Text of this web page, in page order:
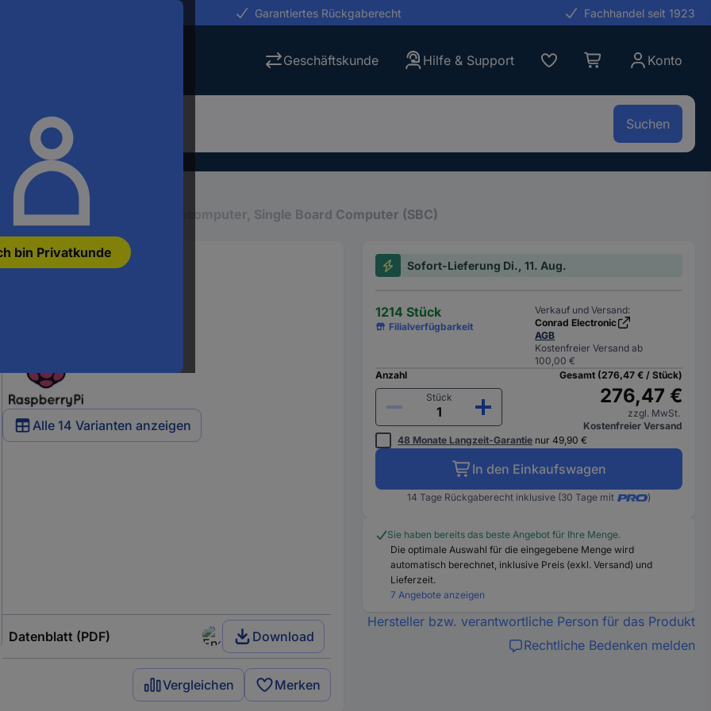
bin Privatkunde
Garantiertes Rückgaberecht Fachhandel seit 1923
Geschäftskunde Hilfe & Support Konto
Suchen
sonstige Einplatinencomputer, Single Board Computer (SBC)
Alle 14 Varianten anzeigen
Datenblatt (PDF) Download
Vergleichen Merken
Sofort-Lieferung Di., 11. Aug.
1214 Stück
Filialverfügbarkeit
Verkauf und Versand:
Conrad Electronic
AGB
Kostenfreier Versand ab
100,00 €
Anzahl
Stück
Gesamt (276,47 € / Stück)
276,47 €
zzgl. MwSt.
Kostenfreier Versand
48 Monate Langzeit-Garantie nur 49,90 €
In den Einkaufswagen
14 Tage Rückgaberecht inklusive (30 Tage mit )
Sie haben bereits das beste Angebot für Ihre Menge.
Die optimale Auswahl für die eingegebene Menge wird
automatisch berechnet, inklusive Preis (exkl. Versand) und
Lieferzeit.
7 Angebote anzeigen
Hersteller bzw. verantwortliche Person für das Produkt
Rechtliche Bedenken melden